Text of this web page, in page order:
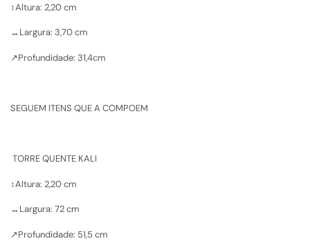
↕️Altura: 2,20 cm
↔️Largura: 3,70 cm
↗️Profundidade: 31,4cm
SEGUEM ITENS QUE A COMPOEM
TORRE QUENTE KALI
↕️Altura: 2,20 cm
↔️Largura: 72 cm
↗️Profundidade: 51,5 cm